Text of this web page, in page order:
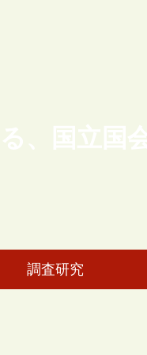
、国立国
調査研究